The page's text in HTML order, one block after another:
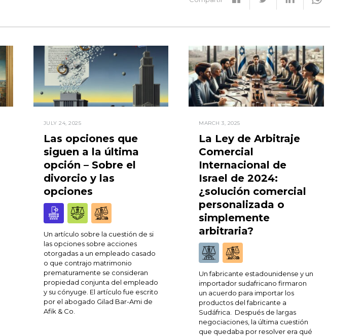
JULY 24, 2025
Las opciones que
siguen a la última
opción – Sobre el
divorcio y las
opciones
Un artículo sobre la cuestión de si
las opciones sobre acciones
otorgadas a un empleado casado
o que contrajo matrimonio
prematuramente se consideran
propiedad conjunta del empleado
y su cónyuge. El artículo fue escrito
por el abogado Gilad Bar-Ami de
Afik & Co.
MARCH 3, 2025
La Ley de Arbitraje
Comercial
Internacional de
Israel de 2024:
¿solución comercial
personalizada o
simplemente
arbitraria?
Un fabricante estadounidense y un
importador sudafricano firmaron
un acuerdo para importar los
productos del fabricante a
Sudáfrica. Después de largas
negociaciones, la última cuestión
que quedaba por resolver era qué